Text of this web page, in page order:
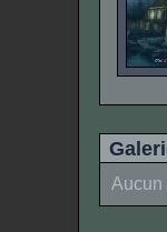
Aucun